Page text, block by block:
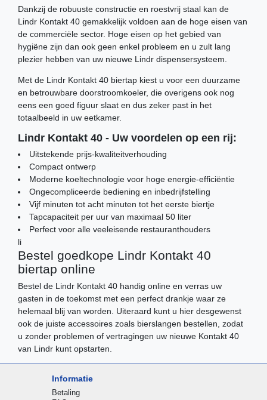
Dankzij de robuuste constructie en roestvrij staal kan de
Lindr Kontakt 40 gemakkelijk voldoen aan de hoge eisen van
de commerciële sector. Hoge eisen op het gebied van
hygiëne zijn dan ook geen enkel probleem en u zult lang
plezier hebben van uw nieuwe Lindr dispensersysteem.
Met de Lindr Kontakt 40 biertap kiest u voor een duurzame
en betrouwbare doorstroomkoeler, die overigens ook nog
eens een goed figuur slaat en dus zeker past in het
totaalbeeld in uw eetkamer.
Lindr Kontakt 40 - Uw voordelen op een rij:
Uitstekende prijs-kwaliteitverhouding
Compact ontwerp
Moderne koeltechnologie voor hoge energie-efficiëntie
Ongecompliceerde bediening en inbedrijfstelling
Vijf minuten tot acht minuten tot het eerste biertje
Tapcapaciteit per uur van maximaal 50 liter
Perfect voor alle veeleisende restauranthouders
li
Bestel goedkope Lindr Kontakt 40
biertap online
Bestel de Lindr Kontakt 40 handig online en verras uw
gasten in de toekomst met een perfect drankje waar ze
helemaal blij van worden. Uiteraard kunt u hier desgewenst
ook de juiste accessoires zoals bierslangen bestellen, zodat
u zonder problemen of vertragingen uw nieuwe Kontakt 40
van Lindr kunt opstarten.
Informatie
Betaling